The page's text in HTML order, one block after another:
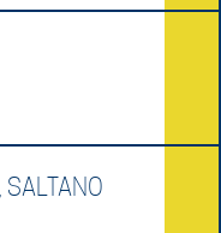
SALTANO